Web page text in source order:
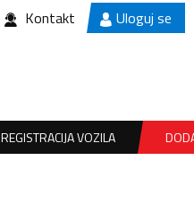
Kontakt Uloguj se
REGISTRACIJA VOZILA